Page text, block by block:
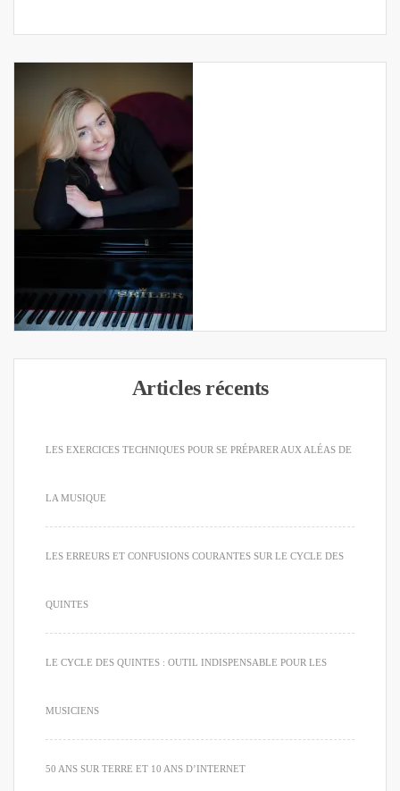
Articles récents
LES EXERCICES TECHNIQUES POUR SE PRÉPARER AUX ALÉAS DE
LA MUSIQUE
LES ERREURS ET CONFUSIONS COURANTES SUR LE CYCLE DES
QUINTES
LE CYCLE DES QUINTES : OUTIL INDISPENSABLE POUR LES
MUSICIENS
50 ANS SUR TERRE ET 10 ANS D’INTERNET